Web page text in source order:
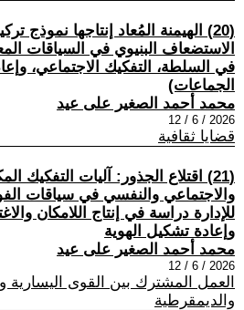
(20) الهيمنة المُعاد إنتاجها نموذج
الاستضعاف البنيوي في السياقات
في السلطة، التفكيك الاجتماعي،
الجماعات)
محمد أحمد الصغير على عيد
2026 / 6 / 12
قضايا ثقافية
(21) اقتلاع الجذور: آليات التفكيك
والاجتماعي والنفسي في سياقات
للإدارة دراسة في إنتاج اللامكان
وإعادة تشكيل الهوية
محمد أحمد الصغير على عيد
2026 / 6 / 12
العمل المشترك بين القوى اليسارية
والديمقرطية